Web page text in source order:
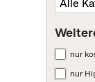
nur
nur